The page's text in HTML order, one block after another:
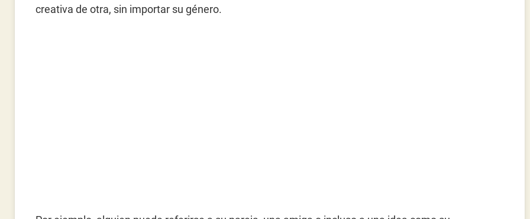
creativa de otra, sin importar su género.